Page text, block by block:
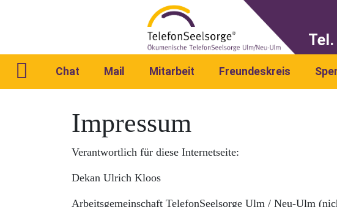
Chat Mail Mitarbeit Freundeskreis
Impressum
Verantwortlich für diese Internetseite:
Dekan Ulrich Kloos
Arbeitsgemeinschaft TelefonSeelsorge Ulm / Neu-Ulm